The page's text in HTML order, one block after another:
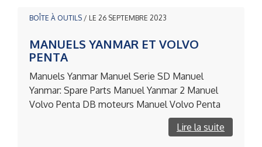
BOÎTE À OUTILS / LE 26 SEPTEMBRE 2023
MANUELS YANMAR ET VOLVO
PENTA
Manuels Yanmar Manuel Serie SD Manuel
Yanmar: Spare Parts Manuel Yanmar 2 Manuel
Volvo Penta DB moteurs Manuel Volvo Penta
Lire la suite